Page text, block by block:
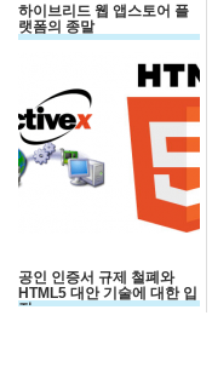
하이브리드 웹 앱스토어 플
랫폼의 종말
공인 인증서 규제 철폐와
HTML5 대안 기술에 대한 입
장